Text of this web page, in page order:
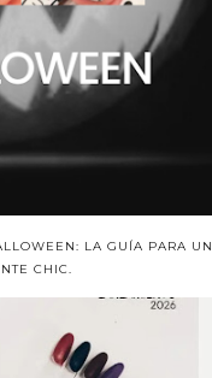
LA GUÍA PARA UN
CHIC.